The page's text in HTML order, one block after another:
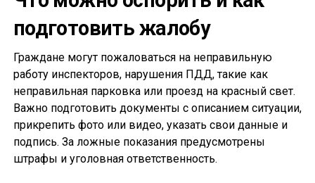
подготовить жалобу
Граждане могут пожаловаться на неправильную
работу инспекторов, нарушения ПДД, такие как
неправильная парковка или проезд на красный свет.
Важно подготовить документы с описанием ситуации,
прикрепить фото или видео, указать свои данные и
подпись. За ложные показания предусмотрены
штрафы и уголовная ответственность.